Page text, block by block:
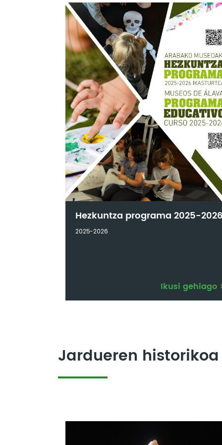
Hezkuntza programa 2025-
2025-2026
Ikusi gehiago
Jardueren historikoa